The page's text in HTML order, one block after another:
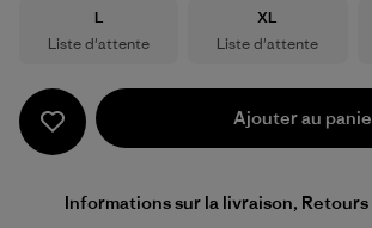
Taille
L
Liste d'attente
Taille
XL
Liste d'attente
Ajouter au
Informations sur la livraison,